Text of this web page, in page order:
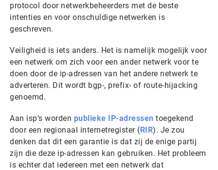
protocol door netwerkbeheerders met de beste
intenties en voor onschuldige netwerken is
geschreven.
Veiligheid is iets anders. Het is namelijk mogelijk voor
een netwerk om zich voor een ander netwerk voor te
doen door de ip-adressen van het andere netwerk te
adverteren. Dit wordt bgp-, prefix- of route-hijacking
genoemd.
Aan isp’s worden publieke IP-adressen toegekend
door een regionaal internetregister (RIR). Je zou
denken dat dit een garantie is dat zij de enige partij
zijn die deze ip-adressen kan gebruiken. Het probleem
is echter dat iedereen met een netwerk dat